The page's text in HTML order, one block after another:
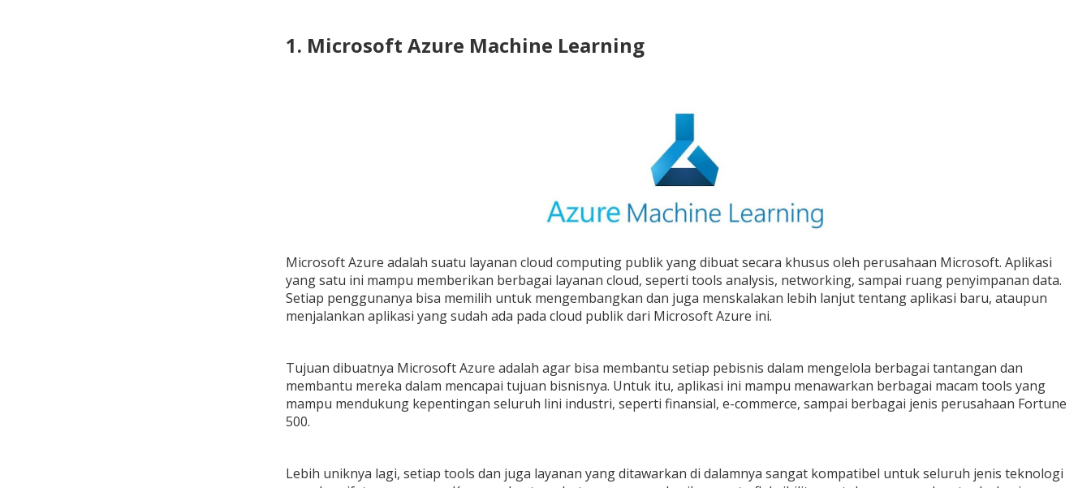
1. Microsoft Azure Machine Learning
Microsoft Azure adalah suatu layanan cloud computing publik yang dibuat secara khusus oleh perusahaan Microsoft. Aplikasi
yang satu ini mampu memberikan berbagai layanan cloud, seperti tools analysis, networking, sampai ruang penyimpanan data.
Setiap penggunanya bisa memilih untuk mengembangkan dan juga menskalakan lebih lanjut tentang aplikasi baru, ataupun
menjalankan aplikasi yang sudah ada pada cloud publik dari Microsoft Azure ini.
Tujuan dibuatnya Microsoft Azure adalah agar bisa membantu setiap pebisnis dalam mengelola berbagai tantangan dan
membantu mereka dalam mencapai tujuan bisnisnya. Untuk itu, aplikasi ini mampu menawarkan berbagai macam tools yang
mampu mendukung kepentingan seluruh lini industri, seperti finansial, e-commerce, sampai berbagai jenis perusahaan Fortune
500.
Lebih uniknya lagi, setiap tools dan juga layanan yang ditawarkan di dalamnya sangat kompatibel untuk seluruh jenis teknologi